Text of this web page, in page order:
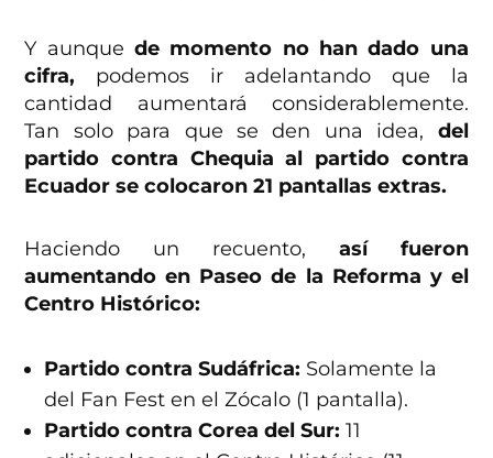
Y aunque de momento no han dado una
cifra, podemos ir adelantando que la
cantidad aumentará considerablemente.
Tan solo para que se den una idea, del
partido contra Chequia al partido contra
Ecuador se colocaron 21 pantallas extras.
Haciendo un recuento, así fueron
aumentando en Paseo de la Reforma y el
Centro Histórico:
Partido contra Sudáfrica: Solamente la
del Fan Fest en el Zócalo (1 pantalla).
Partido contra Corea del Sur: 11